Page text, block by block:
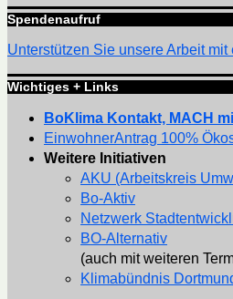
Spendenaufruf
Unterstützen Sie unsere Arbeit mit
Wichtiges + Links
BoKlima Kontakt, MACH
EinwohnerAntrag 100%
Weitere Initiativen
AKU (Arbeitskreis
Bo-Aktiv
Netzwerk
BO-Alternativ
(auch mit weiteren
Klimabündnis